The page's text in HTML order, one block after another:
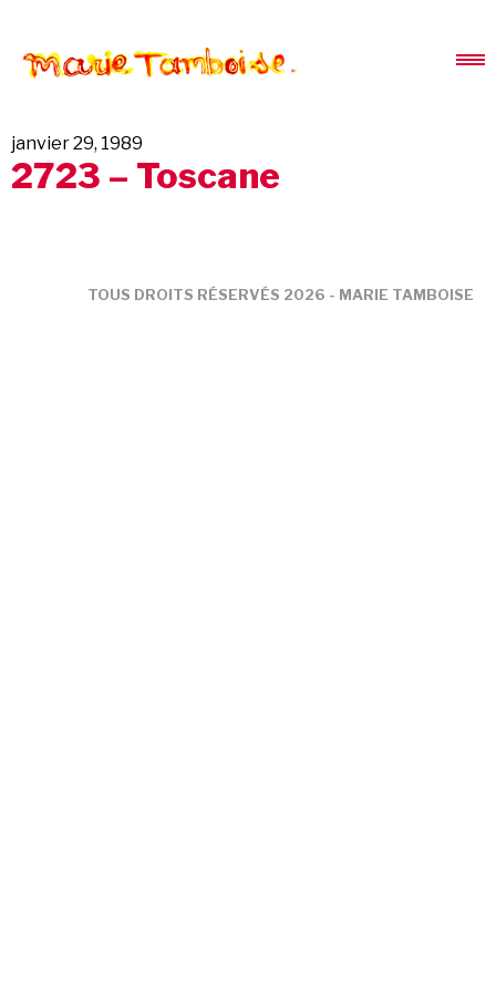
janvier 29, 1989
2723 – Toscane
TOUS DROITS RÉSERVÉS 2026 - MARIE TAMBOISE